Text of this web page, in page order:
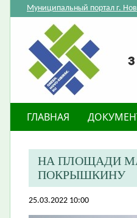
Муниципальный портал г.
ГЛАВНАЯ
НА ПЛОЩАДИ
ПОКРЫШКИНУ
25.03.2022 10:00